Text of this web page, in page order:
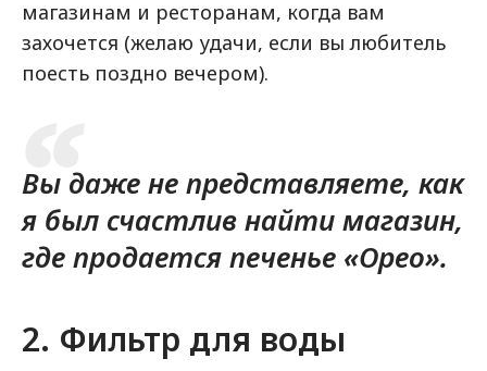
магазинам и ресторанам, когда вам
захочется (желаю удачи, если вы любитель
поесть поздно вечером).
Вы даже не представляете, как
я был счастлив найти магазин,
где продается печенье «Орео».
2. Фильтр для воды